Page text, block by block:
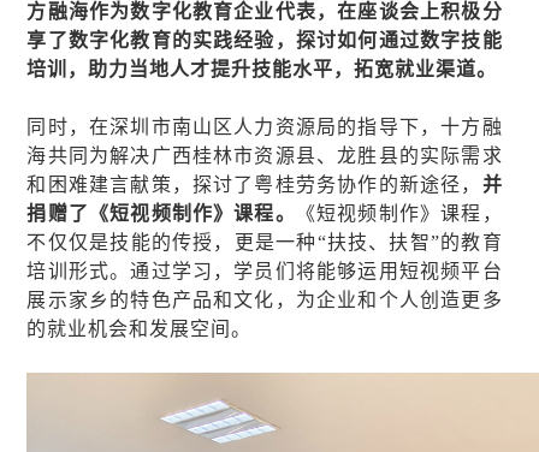
方融海作为数字化教育企业代表，在座谈会上积极分
享了数字化教育的实践经验，探讨如何通过数字技能
培训，助力当地人才提升技能水平，拓宽就业渠道。
同时，在深圳市南山区人力资源局的指导下，十方融
海共同为解决广西桂林市资源县、龙胜县的实际需求
和困难建言献策，探讨了粤桂劳务协作的新途径， 并
捐赠了《短视频制作》课程。
《短视频制作》课程，
不仅仅是技能的传授，更是一种“扶技、扶智”的教育
培训形式。通过学习，学员们将能够运用短视频平台
展示家乡的特色产品和文化，为企业和个人创造更多
的就业机会和发展空间。